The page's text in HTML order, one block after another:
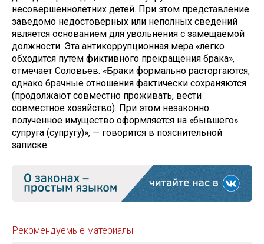
несовершеннолетних детей. При этом представление
заведомо недостоверных или неполных сведений
является основанием для увольнения с замещаемой
должности. Эта антикоррупционная мера «легко
обходится путем фиктивного прекращения брака»,
отмечает Соловьев. «Браки формально расторгаются,
однако брачные отношения фактически сохраняются
(продолжают совместно проживать, вести
совместное хозяйство). При этом незаконно
полученное имущество оформляется на «бывшего»
супруга (супругу)», — говорится в пояснительной
записке.
Рекомендуемые материалы